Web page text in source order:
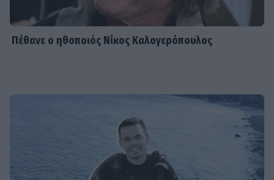
Πέθανε ο ηθοποιός Νίκος Καλογερόπουλος